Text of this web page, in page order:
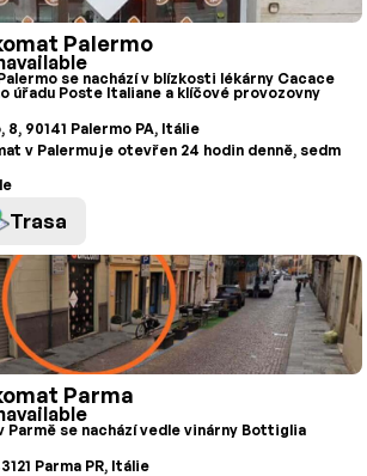
Palermo
se nachází v blízkosti lékárny Cacace
úřadu Poste Italiane a klíčové provozovny
8, 90141 Palermo PA, Itálie
v Palermu je otevřen 24 hodin denně, sedm
Trasa
Parma
Parmě se nachází vedle vinárny Bottiglia
Parma PR, Itálie